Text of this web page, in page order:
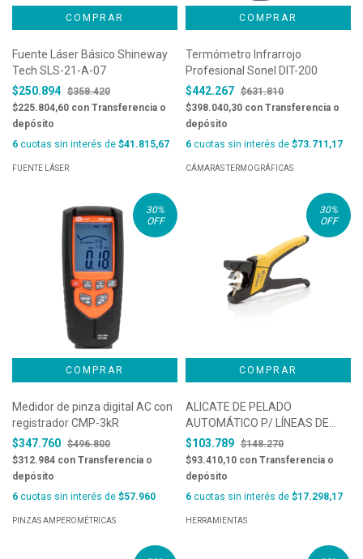
Fuente Láser Básico Shineway
Tech SLS-21-A-07
$250.894 $358.420
$225.804,60 con Transferencia o
depósito
6 cuotas sin interés de $41.815,67
FUENTE LÁSER
Termómetro Infrarrojo
Profesional Sonel DIT-200
$442.267 $631.810
$398.040,30 con Transferencia o
depósito
6 cuotas sin interés de $73.711,17
CÁMARAS TERMOGRÁFICAS
30%
OFF
Medidor de pinza digital AC con
registrador CMP-3kR
$347.760 $496.800
$312.984 con Transferencia o
depósito
6 cuotas sin interés de $57.960
PINZAS AMPEROMÉTRICAS
30%
OFF
ALICATE DE PELADO
AUTOMÁTICO P/ LÍNEAS DE
SENSORES DE 4,4 A 7,0 MM Ø,
MARCA JOKARI, MODELO
SENSOR SPECIAL. COD. 20300
$103.789 $148.270
$93.410,10 con Transferencia o
depósito
6 cuotas sin interés de $17.298,17
HERRAMIENTAS